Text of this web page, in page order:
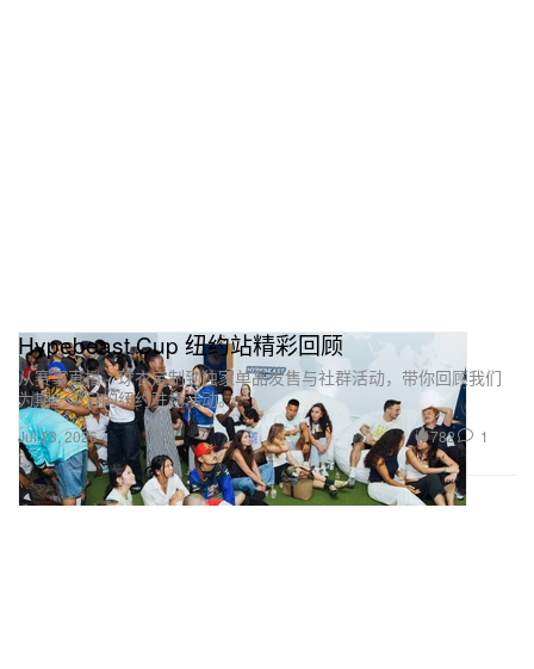
场。别忘了持续关注，更多关于这次联名的最新情报
以及线下活动机会都将陆续释出。
Hypebeast Cup 纽约站精彩回顾
从赛事直播、球衣定制到独家单品发售与社群活动，带你回顾我们
为期一个月的纽约驻场活动。
Jul 23, 2026 782 1